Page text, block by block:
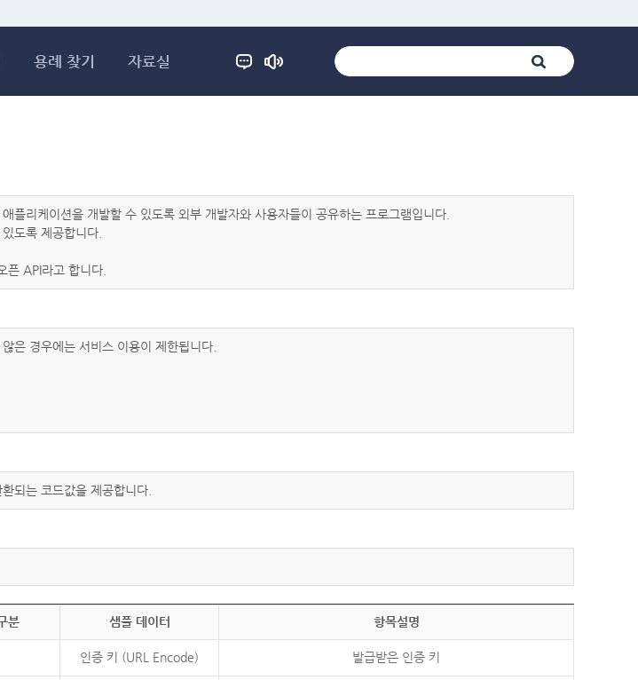
용례 찾기 자료실
리케이션을 개발할 수 있도록 외부 개발자와 사용자들이 공유하는 프로그램입니다.
도록 제공합니다.
픈 API라고 합니다.
은 경우에는 서비스 이용이 제한됩니다.
되는 코드값을 제공합니다.
분 샘플 데이터 항목설명
인증 키 (URL Encode) 발급받은 인증 키